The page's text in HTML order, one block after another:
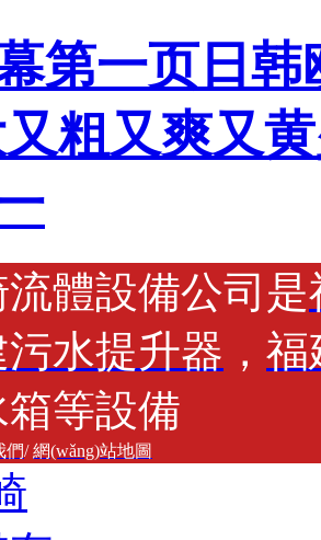
第一页日
粗又爽又
體設備公司是
水提升器 ， 福
等設備
們/網(wǎng)站地圖